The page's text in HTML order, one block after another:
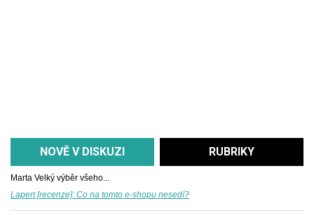
NOVĚ V DISKUZI RUBRIKY
Marta Velký výběr všeho...
Lapert [recenze]: Co na tomto e-shopu nesedí?